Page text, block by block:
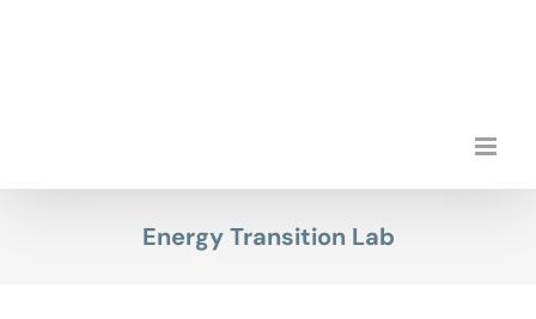
Energy Transition Lab